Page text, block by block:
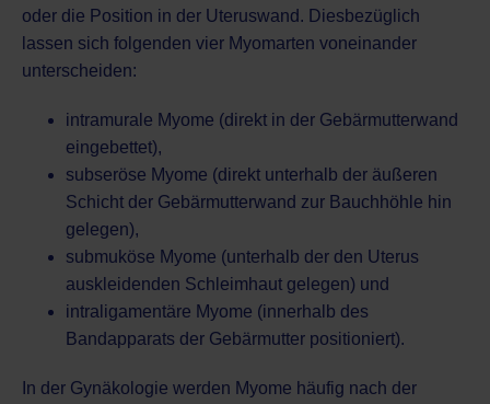
oder die Position in der Uteruswand. Diesbezüglich
lassen sich folgenden vier Myomarten voneinander
unterscheiden:
intramurale Myome (direkt in der Gebärmutterwand
eingebettet),
subseröse Myome (direkt unterhalb der äußeren
Schicht der Gebärmutterwand zur Bauchhöhle hin
gelegen),
submuköse Myome (unterhalb der den Uterus
auskleidenden Schleimhaut gelegen) und
intraligamentäre Myome (innerhalb des
Bandapparats der Gebärmutter positioniert).
In der Gynäkologie werden Myome häufig nach der